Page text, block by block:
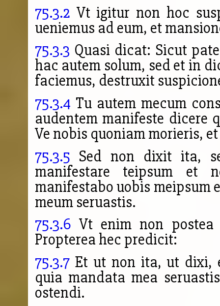
75.3.2 Vt igitur non hoc
ueniemus ad eum, et
75.3.3 Quasi dicat: Sicut
hac autem solum, sed et in
faciemus, destruxit
75.3.4 Tu autem mecum
audentem manifeste dicere
Ve nobis quoniam morieris,
75.3.5 Sed non dixit ita,
manifestare teipsum et
manifestabo uobis meipsum
meum seruastis.
75.3.6 Vt enim non postea
Propterea hec predicit:
75.3.7Et ut non ita, ut dixi,
quia mandata mea
ostendi.